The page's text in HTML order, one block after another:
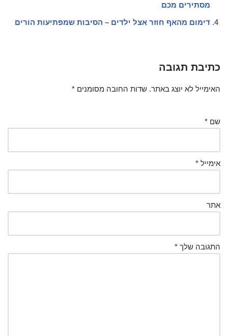
מסתירים מכם
דימום מהאף חוזר אצל ילדים – הסיבות שמפתיעות הורים
כתיבת תגובה
האימייל לא יוצג באתר. שדות החובה מסומנים *
שם *
אימייל *
אתר
התגובה שלך *